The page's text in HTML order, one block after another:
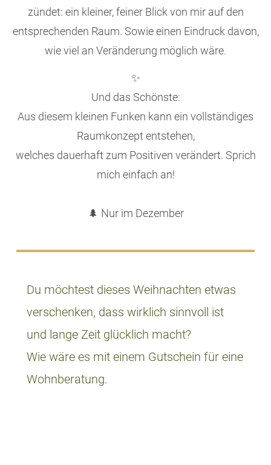
zündet: ein kleiner, feiner Blick von mir auf den
entsprechenden Raum. Sowie einen Eindruck davon,
wie viel an Veränderung möglich wäre.
✨
Und das Schönste:
Aus diesem kleinen Funken kann ein vollständiges
Raumkonzept entstehen,
welches dauerhaft zum Positiven verändert. Sprich
mich einfach an!
🌲 Nur im Dezember
Du möchtest dieses Weihnachten etwas
verschenken, dass wirklich sinnvoll ist
und lange Zeit glücklich macht?
Wie wäre es mit einem Gutschein für eine
Wohnberatung.